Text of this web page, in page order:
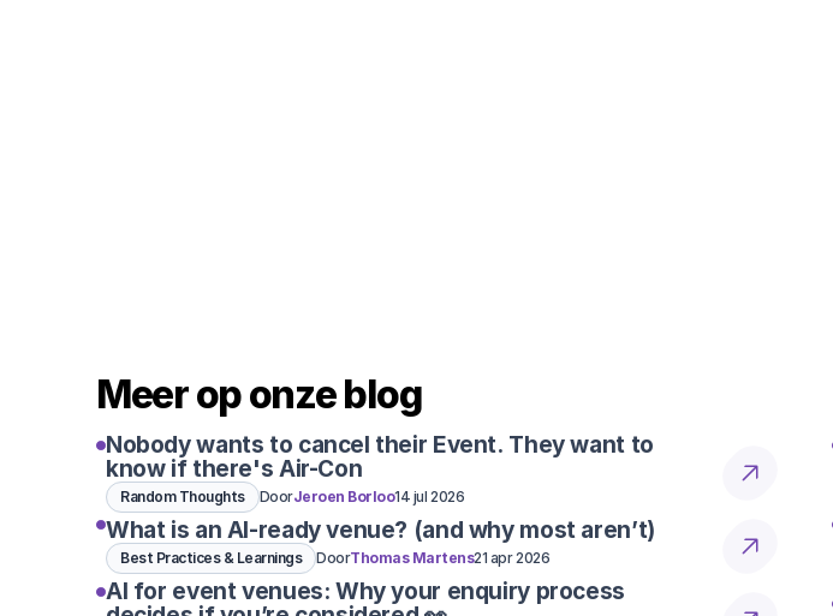
Meer op onze blog
Nobody wants to cancel their Event. They want to
know if there's Air-Con
Random Thoughts DoorJeroen Borloo14 jul 2026
What is an AI-ready venue? (and why most aren’t)
Best Practices & Learnings DoorThomas Martens21 apr 2026
AI for event venues: Why your enquiry process